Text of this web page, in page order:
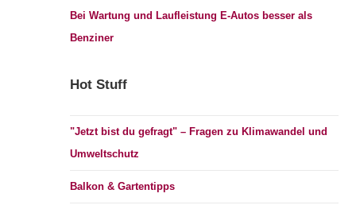
Bei Wartung und Laufleistung E-Autos besser als
Benziner
Hot Stuff
"Jetzt bist du gefragt" – Fragen zu Klimawandel und
Umweltschutz
Balkon & Gartentipps